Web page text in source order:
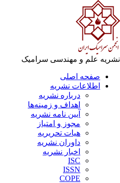
علم و مهندسی سرامیک
صفحه اصلی
اطلاعات نشریه
درباره نشریه
اهداف و زمینه‌ها
آیین نامه نشریه
مجوز و امتیاز
هیات تحریریه
داوران نشریه
اخبار نشریه
ISC
ISSN
COPE